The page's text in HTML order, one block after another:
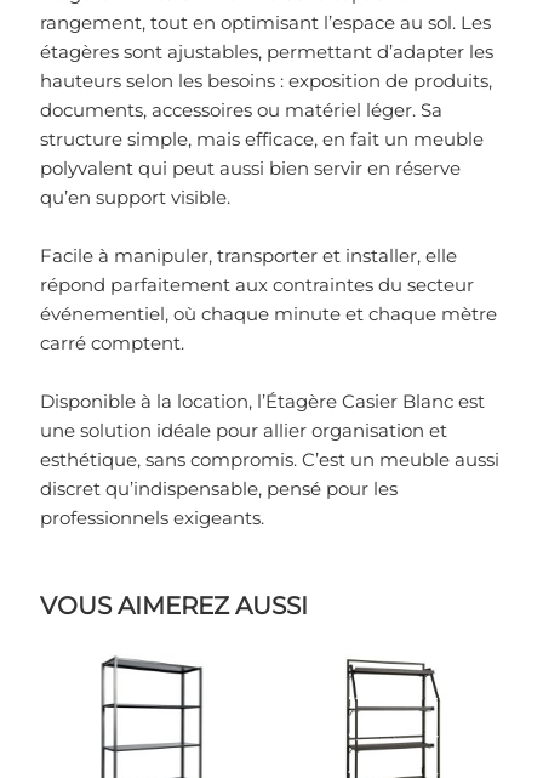
rangement, tout en optimisant l’espace au sol. Les
étagères sont ajustables, permettant d’adapter les
hauteurs selon les besoins : exposition de produits,
documents, accessoires ou matériel léger. Sa
structure simple, mais efficace, en fait un meuble
polyvalent qui peut aussi bien servir en réserve
qu’en support visible.
Facile à manipuler, transporter et installer, elle
répond parfaitement aux contraintes du secteur
événementiel, où chaque minute et chaque mètre
carré comptent.
Disponible à la location, l’Étagère Casier Blanc est
une solution idéale pour allier organisation et
esthétique, sans compromis. C’est un meuble aussi
discret qu’indispensable, pensé pour les
professionnels exigeants.
VOUS AIMEREZ AUSSI